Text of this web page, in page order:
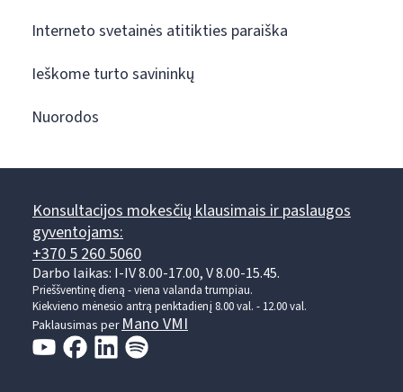
Interneto svetainės atitikties paraiška
Ieškome turto savininkų
Nuorodos
Konsultacijos mokesčių klausimais ir paslaugos
gyventojams:
+370 5 260 5060
Darbo laikas: I-IV 8.00-17.00, V 8.00-15.45.
Prieššventinę dieną - viena valanda trumpiau.
Kiekvieno mėnesio antrą penktadienį 8.00 val. - 12.00 val.
Paklausimas perMano VMI